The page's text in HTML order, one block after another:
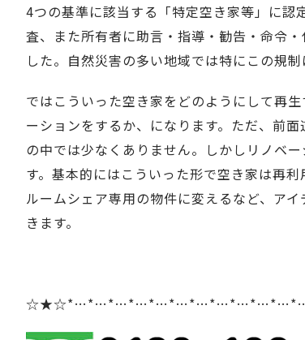
4つの基準に該当する「特定空き家等」に認
査、また所有者に助言・指導・勧告・命令
した。自然災害の多い地域では特にこの規制
ではこういった空き家をどのようにして再
ーションをするか、になります。ただ、前
の中では少なくありません。しかしリノベ
す。基本的にはこういった形で空き家は再
ルームシェア専用の物件に変えるなど、ア
きます。